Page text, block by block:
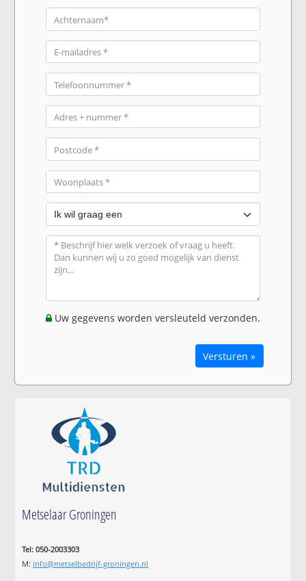
Uw gegevens worden versleuteld verzonden.
Versturen »
Metselaar Groningen
Tel: 050-2003303
M: info@metselbedrijf-groningen.nl